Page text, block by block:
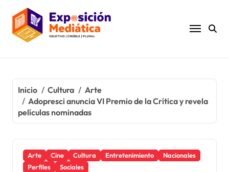
contenido
Inicio Cultura
Arte
Adopresci anuncia VI Premio de la Crítica y revela
películas nominadas
Arte Cine Cultura Entretenimiento
Nacionales
Perfiles
Sociales